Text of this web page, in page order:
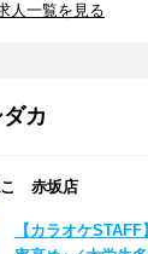
人一覧を見る
カ
こ 赤坂店
【カラオケ